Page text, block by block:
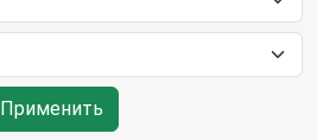
Применить